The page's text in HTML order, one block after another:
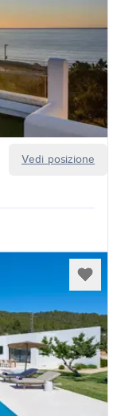
Vedi posizione